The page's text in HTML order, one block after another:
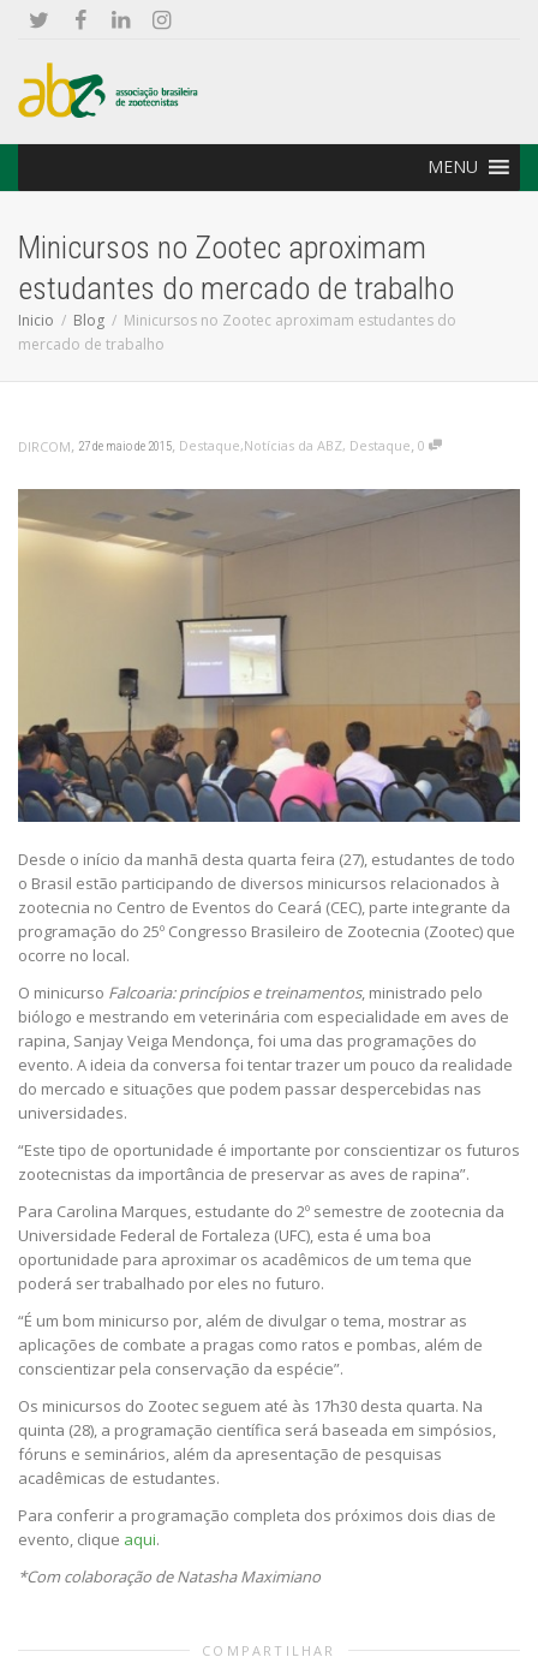
MENU
Minicursos no Zootec aproximam
estudantes do mercado de trabalho
Inicio Blog
Minicursos no Zootec aproximam estudantes do
mercado de trabalho
DIRCOM, 27 de maio de 2015, Destaque,Notícias da ABZ, Destaque, 0
Desde o início da manhã desta quarta feira (27), estudantes de todo
o Brasil estão participando de diversos minicursos relacionados à
zootecnia no Centro de Eventos do Ceará (CEC), parte integrante da
programação do 25º Congresso Brasileiro de Zootecnia (Zootec) que
ocorre no local.
O minicurso Falcoaria: princípios e treinamentos, ministrado pelo
biólogo e mestrando em veterinária com especialidade em aves de
rapina, Sanjay Veiga Mendonça, foi uma das programações do
evento. A ideia da conversa foi tentar trazer um pouco da realidade
do mercado e situações que podem passar despercebidas nas
universidades.
“Este tipo de oportunidade é importante por conscientizar os futuros
zootecnistas da importância de preservar as aves de rapina”.
Para Carolina Marques, estudante do 2º semestre de zootecnia da
Universidade Federal de Fortaleza (UFC), esta é uma boa
oportunidade para aproximar os acadêmicos de um tema que
poderá ser trabalhado por eles no futuro.
“É um bom minicurso por, além de divulgar o tema, mostrar as
aplicações de combate a pragas como ratos e pombas, além de
conscientizar pela conservação da espécie”.
Os minicursos do Zootec seguem até às 17h30 desta quarta. Na
quinta (28), a programação científica será baseada em simpósios,
fóruns e seminários, além da apresentação de pesquisas
acadêmicas de estudantes.
Para conferir a programação completa dos próximos dois dias de
evento, clique aqui.
*Com colaboração de Natasha Maximiano
COMPARTILHAR